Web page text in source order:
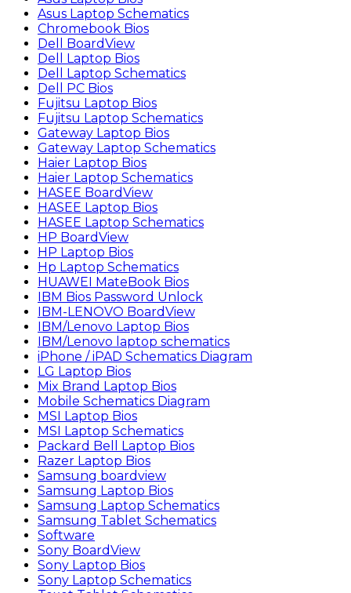
Asus Laptop Schematics
Chromebook Bios
Dell BoardView
Dell Laptop Bios
Dell Laptop Schematics
Dell PC Bios
Fujitsu Laptop Bios
Fujitsu Laptop Schematics
Gateway Laptop Bios
Gateway Laptop Schematics
Haier Laptop Bios
Haier Laptop Schematics
HASEE BoardView
HASEE Laptop Bios
HASEE Laptop Schematics
HP BoardView
HP Laptop Bios
Hp Laptop Schematics
HUAWEI MateBook Bios
IBM Bios Password Unlock
IBM-LENOVO BoardView
IBM/Lenovo Laptop Bios
IBM/Lenovo laptop schematics
iPhone / iPAD Schematics Diagram
LG Laptop Bios
Mix Brand Laptop Bios
Mobile Schematics Diagram
MSI Laptop Bios
MSI Laptop Schematics
Packard Bell Laptop Bios
Razer Laptop Bios
Samsung boardview
Samsung Laptop Bios
Samsung Laptop Schematics
Samsung Tablet Schematics
Software
Sony BoardView
Sony Laptop Bios
Sony Laptop Schematics